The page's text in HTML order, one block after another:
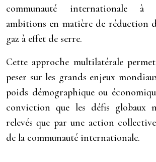
communauté internationale à
ambitions en matière de réduction
gaz à effet de serre.
Cette approche multilatérale
peser sur les grands enjeux
poids démographique ou
conviction que les défis globaux
relevés que par une action
de la communauté internationale.